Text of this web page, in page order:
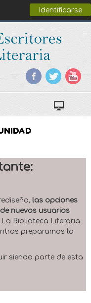
Identificarse
las opciones
nuevos usuarios
La Biblioteca Literaria
preparamos la
siendo parte de esta